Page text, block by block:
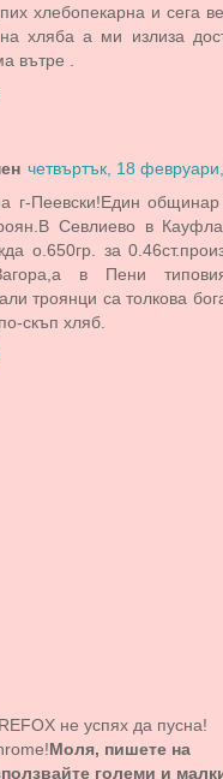
хлебопекарна и сега
хляба а ми излиза
вътре .
четвъртък, 18
г-Пеевски!Един
Севлиево в
о.650гр. за
в Пени
троянци са толкова
скъп хляб.
не успях да пусна!
Моля, пишете на
големи и